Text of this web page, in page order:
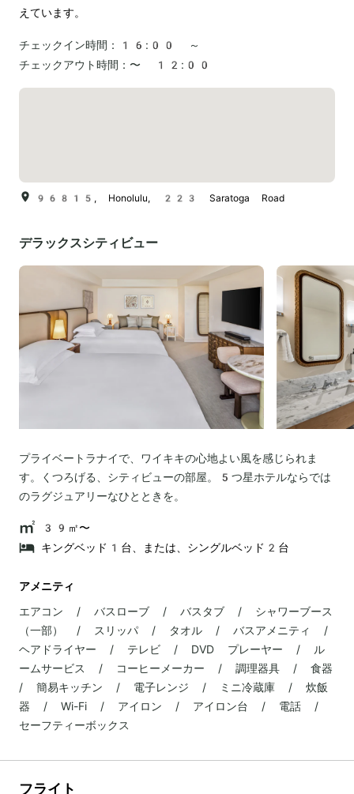
チェックイン時間：
16:00 ～
チェックアウト時間： 〜 12:00
96815, Honolulu, 223 Saratoga Road
デラックスシティビュー
プライベートラナイで、ワイキキの心地よい風を感じられま
す。くつろげる、シティビューの部屋。5つ星ホテルならでは
のラグジュアリーなひとときを。
39㎡〜
キングベッド1台、または、シングルベッド2台
アメニティ
エアコン / バスローブ / バスタブ / シャワーブース
（一部） / スリッパ / タオル / バスアメニティ /
ヘアドライヤー / テレビ / DVD プレーヤー / ル
ームサービス / コーヒーメーカー / 調理器具 / 食器
/ 簡易キッチン / 電子レンジ / ミニ冷蔵庫 / 炊飯
器 / Wi-Fi / アイロン / アイロン台 / 電話 /
セーフティーボックス
フライト